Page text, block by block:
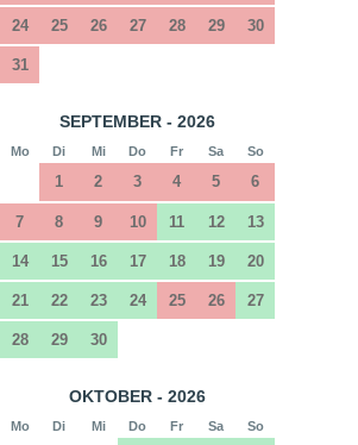
24 25 26 27 28 29 30
31
SEPTEMBER - 2026
Mo Di Mi Do Fr Sa So
1 2 3 4 5 6
7 8 9 10 11 12 13
14 15 16 17 18 19 20
21 22 23 24 25 26 27
28 29 30
OKTOBER - 2026
Mo Di Mi Do Fr Sa So